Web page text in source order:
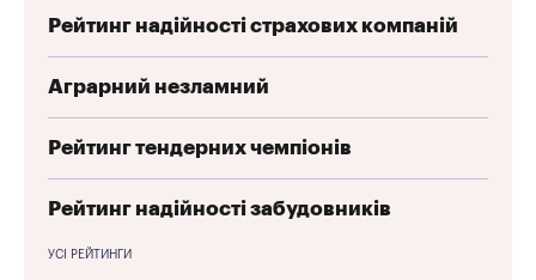
Рейтинг надійності страхових компаній
Аграрний незламний
Рейтинг тендерних чемпіонів
Рейтинг надійності забудовників
УСІ РЕЙТИНГИ